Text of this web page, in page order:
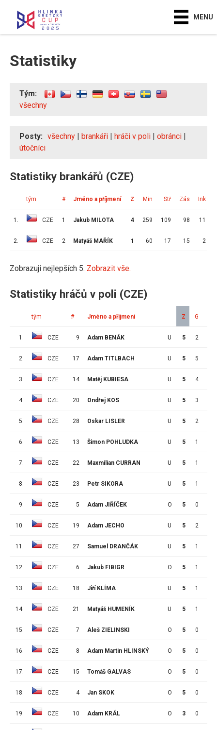
MENU
Statistiky
Tým:
všechny
Posty: všechny | brankáři | hráči v poli | obránci |
útočníci
Statistiky brankářů (CZE)
tým # Jméno a příjmení Z Min Stř Zás Ink
1. CZE 1 Jakub MILOTA 4 259 109 98 11
2. CZE 2 Matyáš MAŘÍK 1 60 17 15 2
Zobrazuji nejlepších 5. Zobrazit vše.
Statistiky hráčů v poli (CZE)
tým # Jméno a příjmení Z G
1. CZE 9 Adam BENÁK U 5 2
2. CZE 17 Adam TITLBACH U 5 5
3. CZE 14 Matěj KUBIESA U 5 4
4. CZE 20 Ondřej KOS U 5 3
5. CZE 28 Oskar LISLER U 5 2
6. CZE 13 Šimon POHLUDKA U 5 1
7. CZE 22 Maxmilian CURRAN U 5 1
8. CZE 23 Petr SIKORA U 5 1
9. CZE 5 Adam JIŘÍČEK O 5 0
10. CZE 19 Adam JECHO U 5 2
11. CZE 27 Samuel DRANČÁK U 5 1
12. CZE 6 Jakub FIBIGR O 5 1
13. CZE 18 Jiří KLÍMA U 5 1
14. CZE 21 Matyáš HUMENÍK U 5 1
15. CZE 7 Aleš ZIELINSKI O 5 0
16. CZE 8 Adam Martin HLINSKÝ O 5 0
17. CZE 15 Tomáš GALVAS O 5 0
18. CZE 4 Jan SKOK O 5 0
19. CZE 10 Adam KRÁL O 3 0